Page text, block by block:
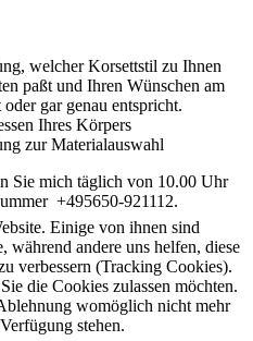
welcher Korsettstil zu Ihnen
paßt und Ihren Wünschen am
gar genau entspricht.
Ihres Körpers
zur Materialauswahl
Sie mich täglich von 10.00 Uhr
+495650-921112.
Einige von ihnen sind
während andere uns helfen, diese
verbessern (Tracking Cookies).
die Cookies zulassen möchten.
womöglich nicht mehr
stehen.